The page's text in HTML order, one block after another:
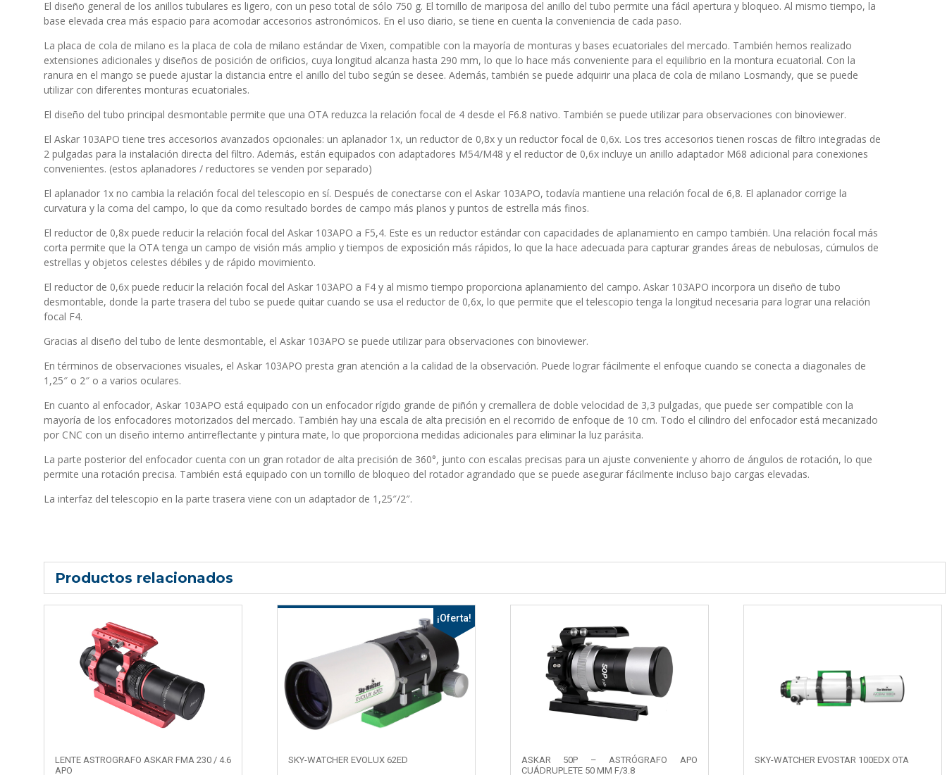
El diseño general de los anillos tubulares es ligero, con un peso total de sólo 750 g. El tornillo de mariposa del anillo del tubo permite una fácil apertura y bloqueo. Al mismo tiempo, la
base elevada crea más espacio para acomodar accesorios astronómicos. En el uso diario, se tiene en cuenta la conveniencia de cada paso.
La placa de cola de milano es la placa de cola de milano estándar de Vixen, compatible con la mayoría de monturas y bases ecuatoriales del mercado. También hemos realizado
extensiones adicionales y diseños de posición de orificios, cuya longitud alcanza hasta 290 mm, lo que lo hace más conveniente para el equilibrio en la montura ecuatorial. Con la
ranura en el mango se puede ajustar la distancia entre el anillo del tubo según se desee. Además, también se puede adquirir una placa de cola de milano Losmandy, que se puede
utilizar con diferentes monturas ecuatoriales.
El diseño del tubo principal desmontable permite que una OTA reduzca la relación focal de 4 desde el F6.8 nativo. También se puede utilizar para observaciones con binoviewer.
El Askar 103APO tiene tres accesorios avanzados opcionales: un aplanador 1x, un reductor de 0,8x y un reductor focal de 0,6x. Los tres accesorios tienen roscas de filtro integradas de
2 pulgadas para la instalación directa del filtro. Además, están equipados con adaptadores M54/M48 y el reductor de 0,6x incluye un anillo adaptador M68 adicional para conexiones
convenientes. (estos aplanadores / reductores se venden por separado)
El aplanador 1x no cambia la relación focal del telescopio en sí. Después de conectarse con el Askar 103APO, todavía mantiene una relación focal de 6,8. El aplanador corrige la
curvatura y la coma del campo, lo que da como resultado bordes de campo más planos y puntos de estrella más finos.
El reductor de 0,8x puede reducir la relación focal del Askar 103APO a F5,4. Este es un reductor estándar con capacidades de aplanamiento en campo también. Una relación focal más
corta permite que la OTA tenga un campo de visión más amplio y tiempos de exposición más rápidos, lo que la hace adecuada para capturar grandes áreas de nebulosas, cúmulos de
estrellas y objetos celestes débiles y de rápido movimiento.
El reductor de 0,6x puede reducir la relación focal del Askar 103APO a F4 y al mismo tiempo proporciona aplanamiento del campo. Askar 103APO incorpora un diseño de tubo
desmontable, donde la parte trasera del tubo se puede quitar cuando se usa el reductor de 0,6x, lo que permite que el telescopio tenga la longitud necesaria para lograr una relación
focal F4.
Gracias al diseño del tubo de lente desmontable, el Askar 103APO se puede utilizar para observaciones con binoviewer.
En términos de observaciones visuales, el Askar 103APO presta gran atención a la calidad de la observación. Puede lograr fácilmente el enfoque cuando se conecta a diagonales de
1,25″ o 2″ o a varios oculares.
En cuanto al enfocador, Askar 103APO está equipado con un enfocador rígido grande de piñón y cremallera de doble velocidad de 3,3 pulgadas, que puede ser compatible con la
mayoría de los enfocadores motorizados del mercado. También hay una escala de alta precisión en el recorrido de enfoque de 10 cm. Todo el cilindro del enfocador está mecanizado
por CNC con un diseño interno antirreflectante y pintura mate, lo que proporciona medidas adicionales para eliminar la luz parásita.
La parte posterior del enfocador cuenta con un gran rotador de alta precisión de 360°, junto con escalas precisas para un ajuste conveniente y ahorro de ángulos de rotación, lo que
permite una rotación precisa. También está equipado con un tornillo de bloqueo del rotador agrandado que se puede asegurar fácilmente incluso bajo cargas elevadas.
La interfaz del telescopio en la parte trasera viene con un adaptador de 1,25″/2″.
Productos relacionados
LENTE ASTROGRAFO ASKAR FMA 230 / 4.6
APO
¡Oferta!
SKY-WATCHER EVOLUX 62ED
ASKAR 50P – ASTRÓGRAFO APO
CUÁDRUPLETE 50 MM F/3.8
SKY-WATCHER EVOSTAR 100EDX OTA